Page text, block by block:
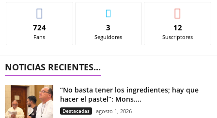
724
Fans
3
Seguidores
12
Suscriptores
NOTICIAS RECIENTES...
“No basta tener los ingredientes; hay que
hacer el pastel”: Mons....
Destacadas agosto 1, 2026